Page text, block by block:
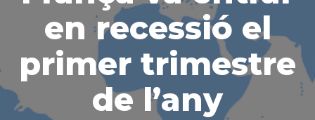
en recessió el
primer trimestre
de l’any